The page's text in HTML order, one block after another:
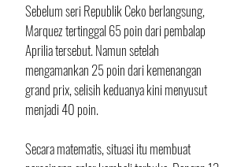
Sebelum seri Republik Ceko berlangsung,
Marquez tertinggal 65 poin dari pembalap
Aprilia tersebut. Namun setelah
mengamankan 25 poin dari kemenangan
grand prix, selisih keduanya kini menyusut
menjadi 40 poin.
Secara matematis, situasi itu membuat